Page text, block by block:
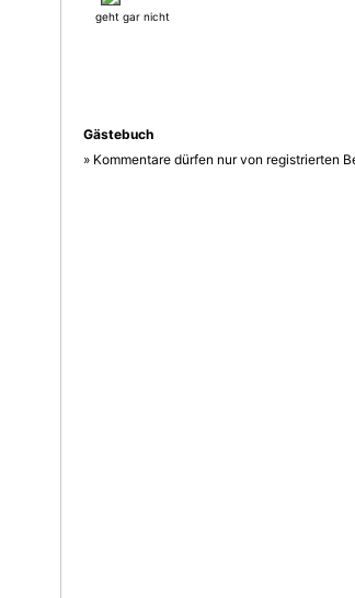
geht gar nicht
Gästebuch
» Kommentare dürfen nur von registrierten